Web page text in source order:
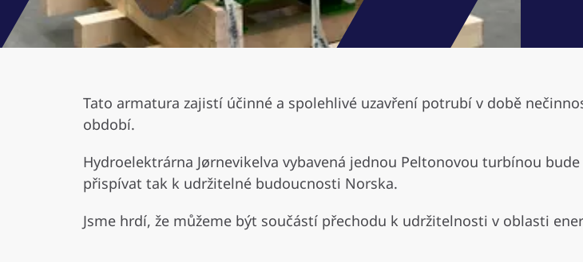
Tato armatura zajistí účinné a spolehlivé uzavření potrubí v době
období.
Hydroelektrárna Jørnevikelva vybavená jednou Peltonovou turbínou
přispívat tak k udržitelné budoucnosti Norska.
Jsme hrdí, že můžeme být součástí přechodu k udržitelnosti v oblasti